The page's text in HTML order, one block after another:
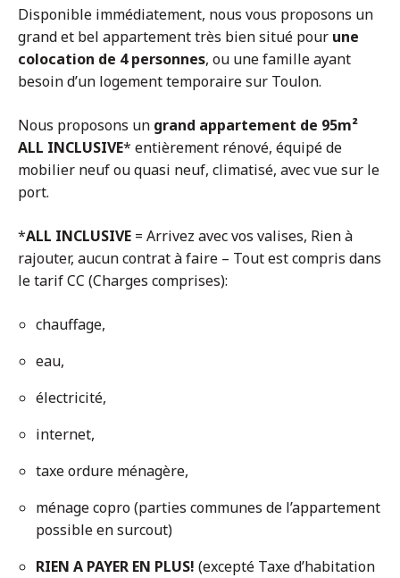
Disponible immédiatement, nous vous proposons un
grand et bel appartement très bien situé pour une
colocation de 4 personnes, ou une famille ayant
besoin d’un logement temporaire sur Toulon.
Nous proposons un grand appartement de 95m²
ALL INCLUSIVE* entièrement rénové, équipé de
mobilier neuf ou quasi neuf, climatisé, avec vue sur le
port.
*ALL INCLUSIVE = Arrivez avec vos valises, Rien à
rajouter, aucun contrat à faire – Tout est compris dans
le tarif CC (Charges comprises):
chauffage,
eau,
électricité,
internet,
taxe ordure ménagère,
ménage copro (parties communes de l’appartement
possible en surcout)
RIEN A PAYER EN PLUS! (excepté Taxe d’habitation